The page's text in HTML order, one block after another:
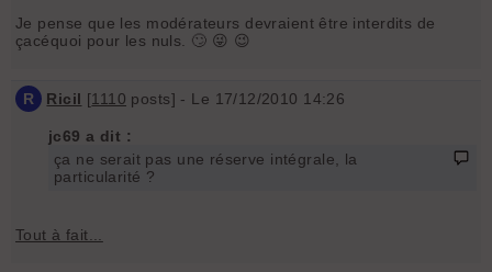
Je pense que les modérateurs devraient être interdits de
çacéquoi pour les nuls. 🙄 😜 😉
R Ricil [1110 posts] - Le 17/12/2010 14:26
jc69 a dit :
ça ne serait pas une réserve intégrale, la
particularité ?
Tout à fait...